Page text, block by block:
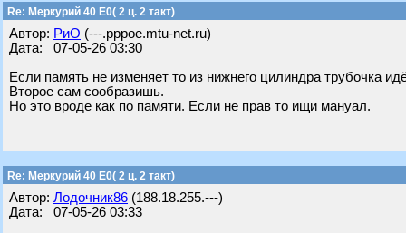
Re: Меркурий 40 Е0( 2 ц. 2 такт)
Автор: РиО (---.pppoe.mtu-net.ru)
Дата: 07-05-26 03:30
Если память не изменяет то из нижнего цилиндра трубочка
Второе сам сообразишь.
Но это вроде как по памяти. Если не прав то ищи мануал.
Re: Меркурий 40 Е0( 2 ц. 2 такт)
Автор: Лодочник86 (188.18.255.---)
Дата: 07-05-26 03:33